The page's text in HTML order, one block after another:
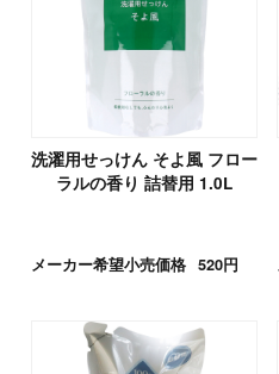
洗濯用せっけん そよ風 フロー
ラルの香り 詰替用 1.0L
メーカー希望小売価格 520円